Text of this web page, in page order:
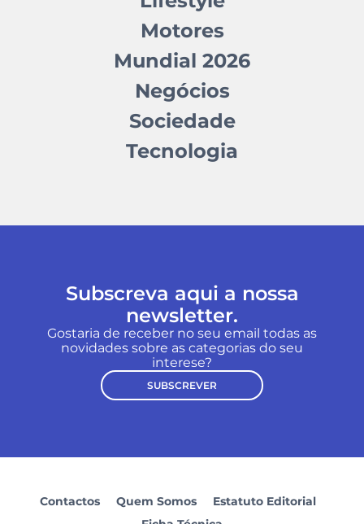
Motores
Mundial 2026
Negócios
Sociedade
Tecnologia
Subscreva aqui a nossa
newsletter.
Gostaria de receber no seu email todas as
novidades sobre as categorias do seu
interese?
SUBSCREVER
Contactos Quem Somos
Estatuto Editorial